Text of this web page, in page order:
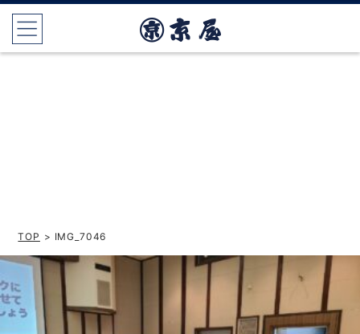
TOP > IMG_7046